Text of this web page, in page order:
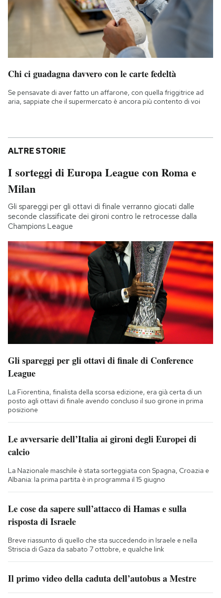
Chi ci guadagna davvero con le carte fedeltà
Se pensavate di aver fatto un affarone, con quella friggitrice ad
aria, sappiate che il supermercato è ancora più contento di voi
ALTRE STORIE
I sorteggi di Europa League con Roma e
Milan
Gli spareggi per gli ottavi di finale verranno giocati dalle
seconde classificate dei gironi contro le retrocesse dalla
Champions League
Gli spareggi per gli ottavi di finale di Conference
League
La Fiorentina, finalista della scorsa edizione, era già certa di un
posto agli ottavi di finale avendo concluso il suo girone in prima
posizione
Le avversarie dell’Italia ai gironi degli Europei di
calcio
La Nazionale maschile è stata sorteggiata con Spagna, Croazia e
Albania: la prima partita è in programma il 15 giugno
Le cose da sapere sull’attacco di Hamas e sulla
risposta di Israele
Breve riassunto di quello che sta succedendo in Israele e nella
Striscia di Gaza da sabato 7 ottobre, e qualche link
Il primo video della caduta dell’autobus a Mestre